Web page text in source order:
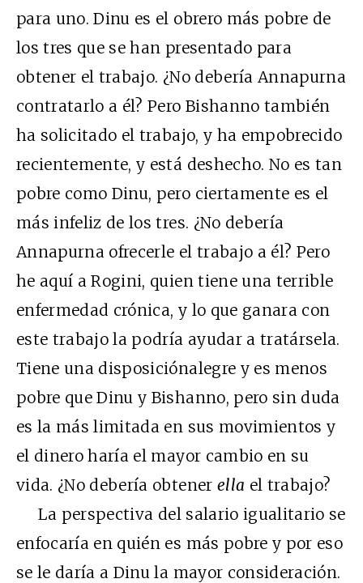
para uno. Dinu es el obrero más pobre de
los tres que se han presentado para
obtener el trabajo. ¿No debería Annapurna
contratarlo a él? Pero Bishanno también
ha solicitado el trabajo, y ha empobrecido
recientemente, y está deshecho. No es tan
pobre como Dinu, pero ciertamente es el
más infeliz de los tres. ¿No debería
Annapurna ofrecerle el trabajo a él? Pero
he aquí a Rogini, quien tiene una terrible
enfermedad crónica, y lo que ganara con
este trabajo la podría ayudar a tratársela.
Tiene una disposiciónalegre y es menos
pobre que Dinu y Bishanno, pero sin duda
es la más limitada en sus movimientos y
el dinero haría el mayor cambio en su
vida. ¿No debería obtener ella el trabajo?
La perspectiva del salario igualitario se
enfocaría en quién es más pobre y por eso
se le daría a Dinu la mayor consideración.